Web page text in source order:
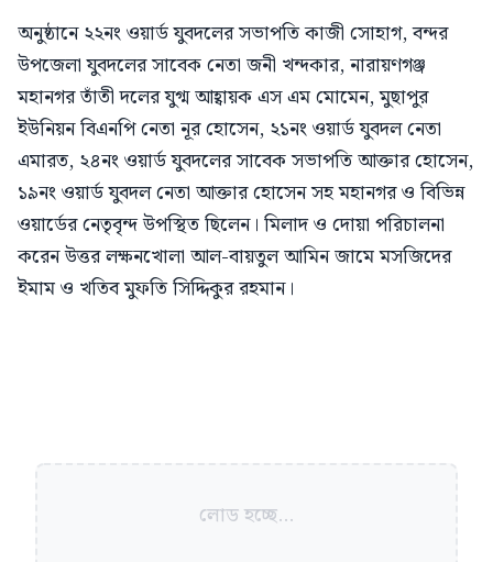
অনুষ্ঠানে ২২নং ওয়ার্ড যুবদলের সভাপতি কাজী সোহাগ, বন্দর
উপজেলা যুবদলের সাবেক নেতা জনী খন্দকার, নারায়ণগঞ্জ
মহানগর তাঁতী দলের যুগ্ম আহ্বায়ক এস এম মোমেন, মুছাপুর
ইউনিয়ন বিএনপি নেতা নূর হোসেন, ২১নং ওয়ার্ড যুবদল নেতা
এমারত, ২৪নং ওয়ার্ড যুবদলের সাবেক সভাপতি আক্তার হোসেন,
১৯নং ওয়ার্ড যুবদল নেতা আক্তার হোসেন সহ মহানগর ও বিভিন্ন
ওয়ার্ডের নেতৃবৃন্দ উপস্থিত ছিলেন। মিলাদ ও দোয়া পরিচালনা
করেন উত্তর লক্ষনখোলা আল-বায়তুল আমিন জামে মসজিদের
ইমাম ও খতিব মুফতি সিদ্দিকুর রহমান।
লোড হচ্ছে...